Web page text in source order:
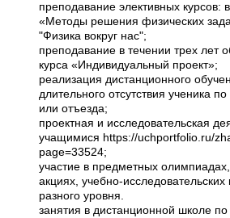
преподавание элективных курсов:
«Методы решения физических
"Физика вокруг нас";
преподавание в течении трех лет
курса «Индивидуальный проект»;
реализация дистанционного
длительного отсутствия ученика
или отъезда;
проектная и исследовательская
учащимися https://uchportfolio.ru/
page=33524;
участие в предметных олимпиадах,
акциях, учебно-
разного уровня.
занятия в дистанционной школе